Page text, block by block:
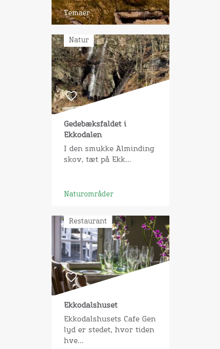
Temaer
Natur
Gedebæksfaldet i
Ekkodalen
I den smukke Alminding
skov, tæt på Ekk...
Naturområder
Restaurant
Ekkodalshuset
Ekkodalshusets Cafe Gen
lyd er stedet, hvor tiden
hve...